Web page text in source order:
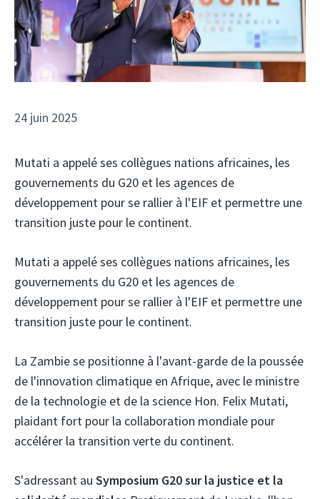
24 juin 2025
Mutati a appelé ses collègues nations africaines, les
gouvernements du G20 et les agences de
développement pour se rallier à l'EIF et permettre une
transition juste pour le continent.
Mutati a appelé ses collègues nations africaines, les
gouvernements du G20 et les agences de
développement pour se rallier à l'EIF et permettre une
transition juste pour le continent.
La Zambie se positionne à l'avant-garde de la poussée
de l'innovation climatique en Afrique, avec le ministre
de la technologie et de la science Hon. Felix Mutati,
plaidant fort pour la collaboration mondiale pour
accélérer la transition verte du continent.
S'adressant au Symposium G20 sur la justice et la